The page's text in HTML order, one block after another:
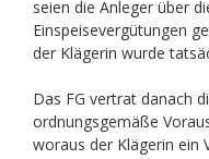
seien die Anleger über
Einspeisevergütungen
der Klägerin wurde
Das FG vertrat danach
ordnungsgemäße
woraus der Klägerin ein